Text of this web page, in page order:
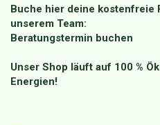
Buche hier deine kostenfreie
unserem Team:
Beratungstermin buchen
Unser Shop läuft auf 100 %
Energien!